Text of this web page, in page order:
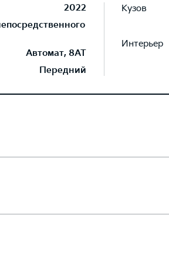
2022
Автомат, 8AT
Передний
Кузов
Интерьер